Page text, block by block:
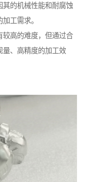
其的机械性能和耐腐蚀
工需求。
较高的难度，但通过合
量、高精度的加工效